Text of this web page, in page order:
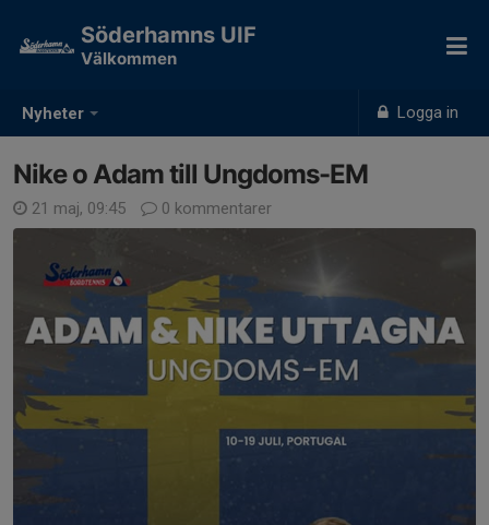
Nyheter Logga in
Söderhamns UIF
Välkommen
Nike o Adam till Ungdoms-EM
21 maj, 09:45 0 kommentarer